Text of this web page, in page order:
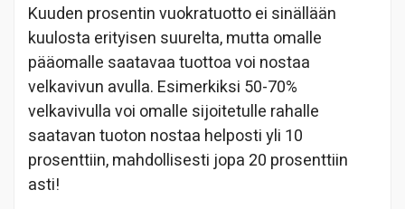
Kuuden prosentin vuokratuotto ei sinällään
kuulosta erityisen suurelta, mutta omalle
pääomalle saatavaa tuottoa voi nostaa
velkavivun avulla. Esimerkiksi 50-70%
velkavivulla voi omalle sijoitetulle rahalle
saatavan tuoton nostaa helposti yli 10
prosenttiin, mahdollisesti jopa 20 prosenttiin
asti!